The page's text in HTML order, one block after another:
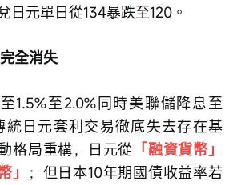
日元單日從134暴跌至120。
全消失
1.5%至2.0%同時美聯儲降息至
統日元套利交易徹底失去存在基
格局重構，日元從 「融資貨幣」
」
；但日本10年期國債收益率若